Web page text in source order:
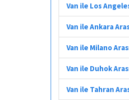
Van ile Los
Van ile Ankara
Van ile Milano
Van ile Duhok
Van ile Tahran